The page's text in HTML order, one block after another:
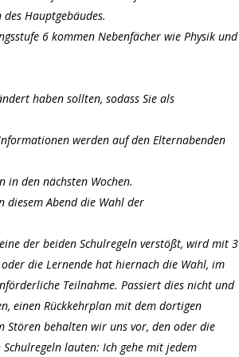
Hauptgebäudes.
6 kommen Nebenfächer wie Physik und
haben sollten, sodass Sie als
werden auf den Elternabenden
in den nächsten Wochen.
diesem Abend die Wahl der
der beiden Schulregeln verstößt, wird mit 3
die Lernende hat hiernach die Wahl, im
Teilnahme. Passiert dies nicht und
einen Rückkehrplan mit dem dortigen
Stören behalten wir uns vor, den oder die
lauten: Ich gehe mit jedem